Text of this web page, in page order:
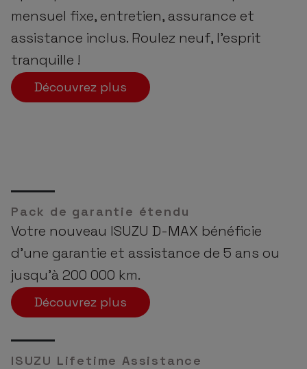
mensuel fixe, entretien, assurance et
assistance inclus. Roulez neuf, l’esprit
tranquille !
Découvrez plus
Pack de garantie étendu
Votre nouveau ISUZU D-MAX bénéficie
d’une garantie et assistance de 5 ans ou
jusqu’à 200 000 km.
Découvrez plus
ISUZU Lifetime Assistance